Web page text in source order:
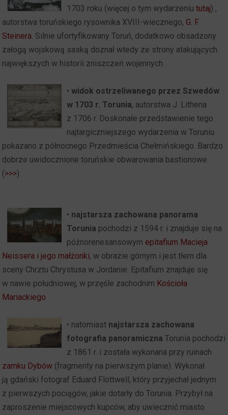
1703 roku (więcej o tym wydarzeniututaj) ,
autorstwa toruńskiego rysownika XVIII-wiecznego, G. F.
Steinera . Silnie ufortyfikowany Toruń, dodatkowo obsadzony
załogą wojskową saską doznał wtedy ze strony atakujących
największych w historii zniszczeń wojennych.
• widok ostrzeliwanego przez Szwedów
w 1703 r. Torunia, autorstwa J. Lithena
z 1706 r. Doskonałe przedstawienie tego
najtargiczniejszego wydarzenia w Toruniu
pokazano z północnego Przedmieścia Chełmińskiego. Bardzo
dobrze uwidocznione toruńskie obwarowania bastionowe
(>>>).
• najstarsza zachowana panorama
Torunia pochodzi z 1594 r. i znajduje się na
późnorenesansowym epitafium Macieja
Neissera i jego małżonki, w obrazie górnym i jest tłem dla
sceny Chrztu Chrystusa w Jordanie. Epitafium znajduje się
w nawie południowej, w przęśle zachodnim Kościoła
Mariackiego
• natomiast najstarsza zachowana
fotografia panoramiczna Torunia pochodzi
z 1861 r. i została wykonana przy ruinach
zamku Dybów (fragmenty na pierwszym planie). Wykonał
ją gdański fotograf Eduard Flottwell, który przyjechał jednym
z pierwszych pociągów, jakie dotarły do Torunia. Przybył na
zaproszenie miejscowych kupców, aby uwiecznić miasto